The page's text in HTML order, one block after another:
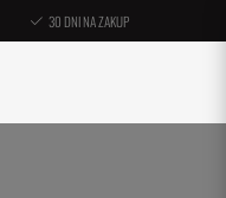
30 DNI NA ZAKUP